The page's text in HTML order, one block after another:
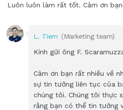
Luôn luôn làm rất tốt. Cảm ơn
L. Tiem (Marketing team)
Kính gửi ông F.
Cảm ơn bạn rất nhiều về
sự tin tưởng liên tục của
chúng tôi. Chúng tôi thực
rằng bạn có thể tin tưởng